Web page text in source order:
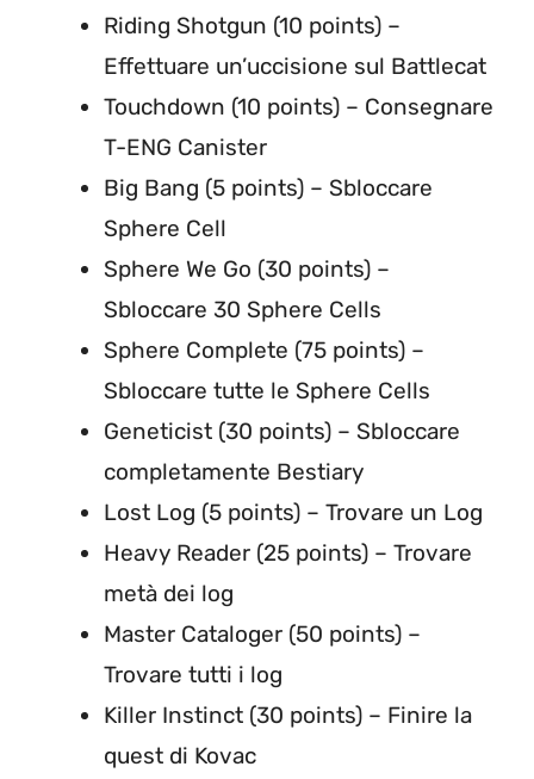
Riding Shotgun (10 points) –
Effettuare un’uccisione sul Battlecat
Touchdown (10 points) – Consegnare
T-ENG Canister
Big Bang (5 points) – Sbloccare
Sphere Cell
Sphere We Go (30 points) –
Sbloccare 30 Sphere Cells
Sphere Complete (75 points) –
Sbloccare tutte le Sphere Cells
Geneticist (30 points) – Sbloccare
completamente Bestiary
Lost Log (5 points) – Trovare un Log
Heavy Reader (25 points) – Trovare
metà dei log
Master Cataloger (50 points) –
Trovare tutti i log
Killer Instinct (30 points) – Finire la
quest di Kovac